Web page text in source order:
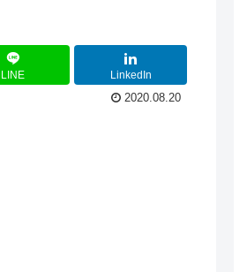
LINE
LinkedIn
2020.08.20